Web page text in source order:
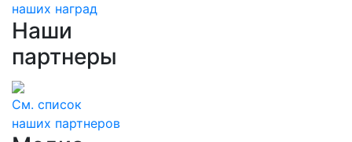
наших наград
Наши
партнеры
См. список
наших партнеров